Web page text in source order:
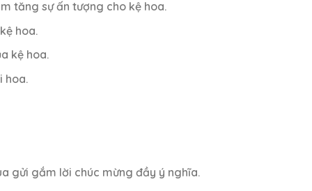
tăng sự ấn tượng cho kệ hoa.
hoa.
kệ hoa.
hoa.
gửi gắm lời chúc mừng đầy ý nghĩa.